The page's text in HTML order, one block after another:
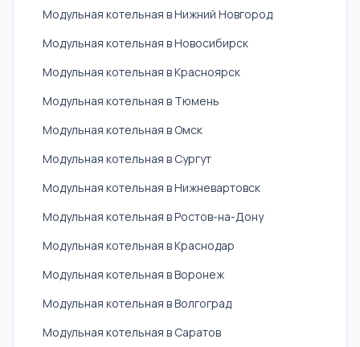
Модульная котельная в Нижний Новгород
Модульная котельная в Новосибирск
Модульная котельная в Красноярск
Модульная котельная в Тюмень
Модульная котельная в Омск
Модульная котельная в Сургут
Модульная котельная в Нижневартовск
Модульная котельная в Ростов-на-Дону
Модульная котельная в Краснодар
Модульная котельная в Воронеж
Модульная котельная в Волгоград
Модульная котельная в Саратов